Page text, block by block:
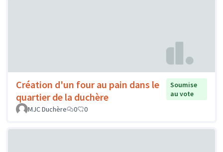
Création d'un four au pain dans le
quartier de la duchère
Soumise
au vote
MJC Duchère
0 0